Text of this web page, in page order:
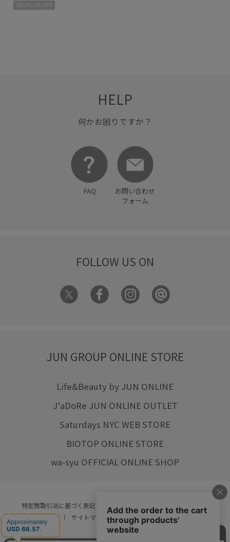
2BUY10%OFF
HELP
何かお困りですか？
FAQ
お問い合わせ
フォーム
FOLLOW US ON
JUN GROUP ONLINE STORE
Life&Beauty by JUN ONLINE
J'aDoRe JUN ONLINE OUTLET
Saturdays NYC WEB STORE
BIOTOP ONLINE STORE
wa-syu OFFICIAL ONLINE SHOP
特定商取引法に基づく表記 プライバシーポリシー
ご利用規約
サイトマップ リクルート ご利用ガイド